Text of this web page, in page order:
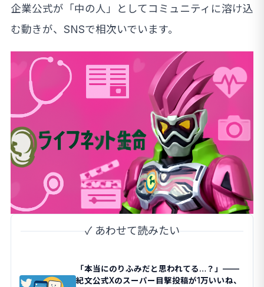
企業公式が「中の人」としてコミュニティに溶け込
む動きが、SNSで相次いでいます。
✓ あわせて読みたい
「本当にのりふみだと思われてる…？」——
紀文公式Xのスーパー目撃投稿が1万いいね、